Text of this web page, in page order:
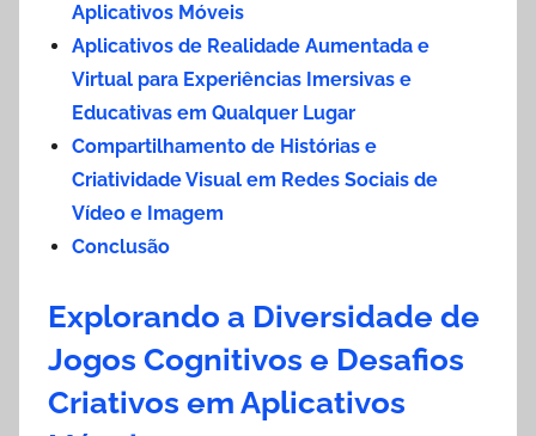
Aplicativos Móveis
Aplicativos de Realidade Aumentada e
Virtual para Experiências Imersivas e
Educativas em Qualquer Lugar
Compartilhamento de Histórias e
Criatividade Visual em Redes Sociais de
Vídeo e Imagem
Conclusão
Explorando a Diversidade de
Jogos Cognitivos e Desafios
Criativos em Aplicativos